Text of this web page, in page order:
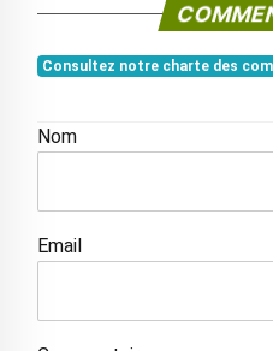
Consultez notre charte des
Nom
Email